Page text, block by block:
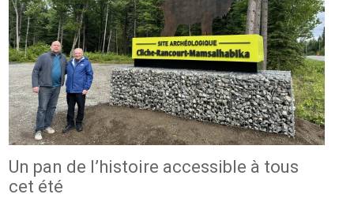
Un pan de l’histoire accessible à tous
cet été